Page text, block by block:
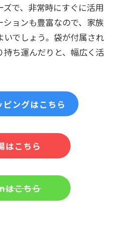
で、非常時にすぐに活用
ョンも豊富なので、家族
でしょう。袋が付属され
ち運んだりと、幅広く活
ングはこちら
はこちら
はこちら